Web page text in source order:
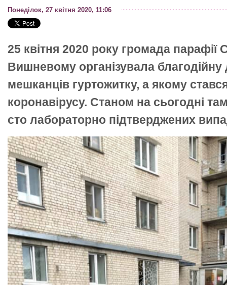
Понеділок, 27 квітня 2020, 11:06
25 квітня 2020 року громада парафії
Вишневому організувала
мешканців гуртожитку, а якому
коронавірусу. Станом на сьогодні
сто лабораторно підтверджених